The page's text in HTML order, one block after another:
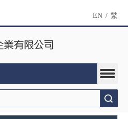
EN / 繁